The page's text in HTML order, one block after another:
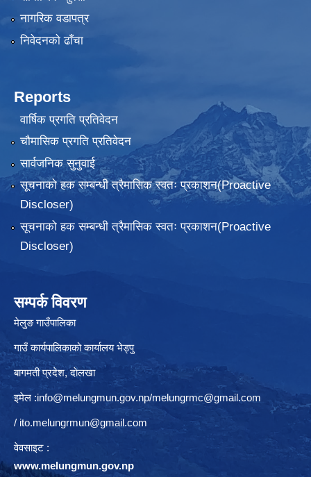
नागरिक वडापत्र
निवेदनकाे ढाँचा
Reports
वार्षिक प्रगति प्रतिवेदन
चौमासिक प्रगति प्रतिवेदन
सार्वजनिक सुनुवाई
सूचनाको हक सम्बन्धी त्रैमासिक स्वतः प्रकाशन(Proactive
Discloser)
सूचनाको हक सम्बन्धी त्रैमासिक स्वतः प्रकाशन(Proactive
Discloser)
सम्पर्क विवरण
मेलुङ गाउँपालिका
गाउँ कार्यपालिकाको कार्यालय भेड्पु
बागमती प्रदेश, दाेलखा
इमेल :info@melungmun.gov.np/melungrmc@gmail.com
/ ito.melungrmun@gmail.com
वेवसाइट :
www.melungmun.gov.np